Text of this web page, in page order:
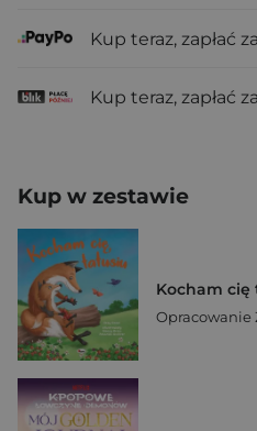
Kup teraz, zapłać za
Kup teraz, zapłać za
Kup w zestawie
Kocham
Opracowanie